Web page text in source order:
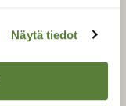
Näytä tiedot
LUONNON­